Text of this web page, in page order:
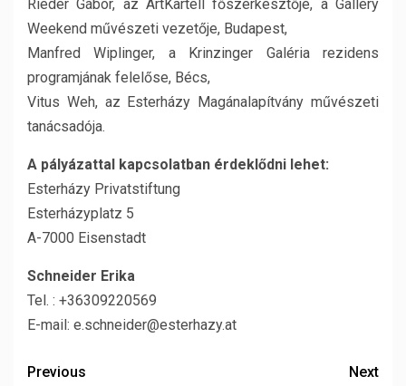
Rieder Gábor, az ArtKartell főszerkesztője, a Gallery
Weekend művészeti vezetője, Budapest,
Manfred Wiplinger, a Krinzinger Galéria rezidens
programjának felelőse, Bécs,
Vitus Weh, az Esterházy Magánalapítvány művészeti
tanácsadója.
A pályázattal kapcsolatban érdeklődni lehet:
Esterházy Privatstiftung
Esterházyplatz 5
A-7000 Eisenstadt
Schneider Erika
Tel. : +36309220569
E-mail: e.schneider@esterhazy.at
Previous
Next